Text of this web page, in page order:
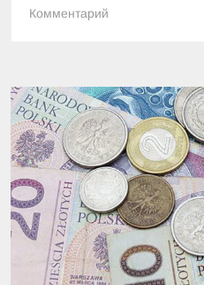
Комментарий
будет
контролировать
показания
счетчиков
и
собирать
деньги
за
распределение
газа